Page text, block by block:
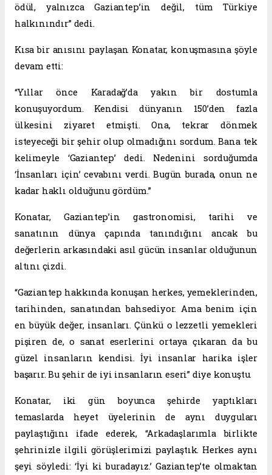
ödül, yalnızca Gaziantep’in değil, tüm Türkiye
halkınındır” dedi.
Kısa bir anısını paylaşan Konatar, konuşmasına şöyle
devam etti:
“Yıllar önce Karadağ’da yakın bir dostumla
konuşuyordum. Kendisi dünyanın 150’den fazla
ülkesini ziyaret etmişti. Ona, tekrar dönmek
isteyeceği bir şehir olup olmadığını sordum. Bana tek
kelimeyle ‘Gaziantep’ dedi. Nedenini sorduğumda
‘İnsanları için’ cevabını verdi. Bugün burada, onun ne
kadar haklı olduğunu gördüm.”
Konatar, Gaziantep’in gastronomisi, tarihi ve
sanatının dünya çapında tanındığını ancak bu
değerlerin arkasındaki asıl gücün insanlar olduğunun
altını çizdi.
“Gaziantep hakkında konuşan herkes, yemeklerinden,
tarihinden, sanatından bahsediyor. Ama benim için
en büyük değer, insanları. Çünkü o lezzetli yemekleri
pişiren de, o sanat eserlerini ortaya çıkaran da bu
güzel insanların kendisi. İyi insanlar harika işler
başarır. Bu şehir de iyi insanların eseri” diye konuştu.
Konatar, iki gün boyunca şehirde yaptıkları
temaslarda heyet üyelerinin de aynı duyguları
paylaştığını ifade ederek, “Arkadaşlarımla birlikte
şehrinizle ilgili görüşlerimizi paylaştık. Herkes aynı
şeyi söyledi: ‘İyi ki buradayız.’ Gaziantep’te olmaktan